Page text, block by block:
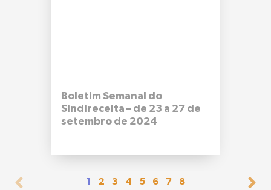
Boletim Semanal do
Sindireceita – de 23 a 27 de
setembro de 2024
1 2 3 4 5 6 7 8